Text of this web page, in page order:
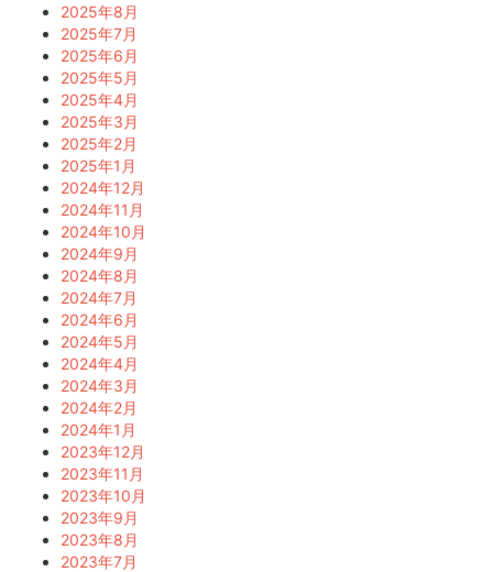
2025年8月
2025年7月
2025年6月
2025年5月
2025年4月
2025年3月
2025年2月
2025年1月
2024年12月
2024年11月
2024年10月
2024年9月
2024年8月
2024年7月
2024年6月
2024年5月
2024年4月
2024年3月
2024年2月
2024年1月
2023年12月
2023年11月
2023年10月
2023年9月
2023年8月
2023年7月